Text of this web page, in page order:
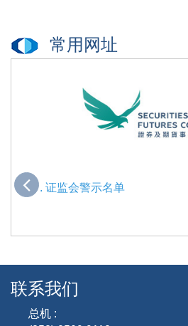
常用网址
. 证监会警示名单
联系我们
总机 :